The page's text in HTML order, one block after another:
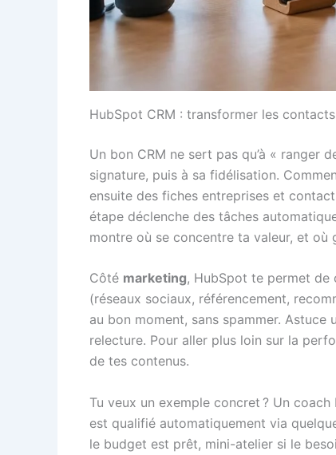
HubSpot CRM : transformer les
Un bon CRM ne sert pas qu’à « ranger
signature, puis à sa fidélisation.
ensuite des fiches entreprises et
étape déclenche des tâches
montre où se concentre ta valeur, et où
Côté marketing, HubSpot te permet de
(réseaux sociaux, référencement,
au bon moment, sans spammer.
relecture. Pour aller plus loin sur la
de tes contenus.
Tu veux un exemple concret ? Un
est qualifié automatiquement via
le budget est prêt, mini-atelier si le